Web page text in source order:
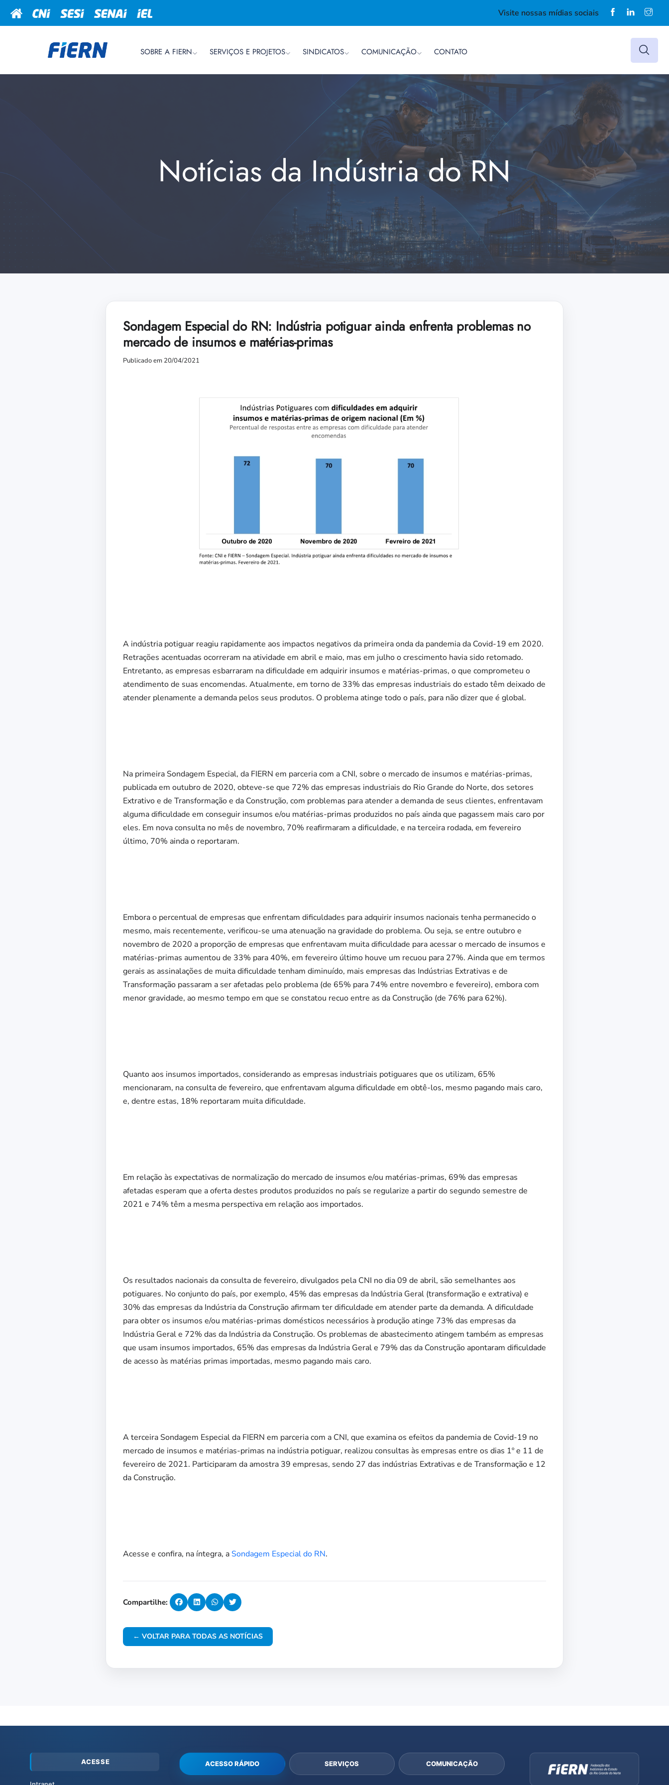
Visite nossas mídias sociais
SOBRE A FIERN SERVIÇOS E PROJETOS SINDICATOS COMUNICAÇÃO CONTATO
Notícias da Indústria do RN
Sondagem Especial do RN: Indústria potiguar ainda enfrenta problemas no
mercado de insumos e matérias-primas
Publicado em 20/04/2021
A indústria potiguar reagiu rapidamente aos impactos negativos da primeira onda da pandemia da Covid-19 em 2020.
Retrações acentuadas ocorreram na atividade em abril e maio, mas em julho o crescimento havia sido retomado.
Entretanto, as empresas esbarraram na dificuldade em adquirir insumos e matérias-primas, o que comprometeu o
atendimento de suas encomendas. Atualmente, em torno de 33% das empresas industriais do estado têm deixado de
atender plenamente a demanda pelos seus produtos. O problema atinge todo o país, para não dizer que é global.
Na primeira Sondagem Especial, da FIERN em parceria com a CNI, sobre o mercado de insumos e matérias-primas,
publicada em outubro de 2020, obteve-se que 72% das empresas industriais do Rio Grande do Norte, dos setores
Extrativo e de Transformação e da Construção, com problemas para atender a demanda de seus clientes, enfrentavam
alguma dificuldade em conseguir insumos e/ou matérias-primas produzidos no país ainda que pagassem mais caro por
eles. Em nova consulta no mês de novembro, 70% reafirmaram a dificuldade, e na terceira rodada, em fevereiro
último, 70% ainda o reportaram.
Embora o percentual de empresas que enfrentam dificuldades para adquirir insumos nacionais tenha permanecido o
mesmo, mais recentemente, verificou-se uma atenuação na gravidade do problema. Ou seja, se entre outubro e
novembro de 2020 a proporção de empresas que enfrentavam muita dificuldade para acessar o mercado de insumos e
matérias-primas aumentou de 33% para 40%, em fevereiro último houve um recuou para 27%. Ainda que em termos
gerais as assinalações de muita dificuldade tenham diminuído, mais empresas das Indústrias Extrativas e de
Transformação passaram a ser afetadas pelo problema (de 65% para 74% entre novembro e fevereiro), embora com
menor gravidade, ao mesmo tempo em que se constatou recuo entre as da Construção (de 76% para 62%).
Quanto aos insumos importados, considerando as empresas industriais potiguares que os utilizam, 65%
mencionaram, na consulta de fevereiro, que enfrentavam alguma dificuldade em obtê-los, mesmo pagando mais caro,
e, dentre estas, 18% reportaram muita dificuldade.
Em relação às expectativas de normalização do mercado de insumos e/ou matérias-primas, 69% das empresas
afetadas esperam que a oferta destes produtos produzidos no país se regularize a partir do segundo semestre de
2021 e 74% têm a mesma perspectiva em relação aos importados.
Os resultados nacionais da consulta de fevereiro, divulgados pela CNI no dia 09 de abril, são semelhantes aos
potiguares. No conjunto do país, por exemplo, 45% das empresas da Indústria Geral (transformação e extrativa) e
30% das empresas da Indústria da Construção afirmam ter dificuldade em atender parte da demanda. A dificuldade
para obter os insumos e/ou matérias-primas domésticos necessários à produção atinge 73% das empresas da
Indústria Geral e 72% das da Indústria da Construção. Os problemas de abastecimento atingem também as empresas
que usam insumos importados, 65% das empresas da Indústria Geral e 79% das da Construção apontaram dificuldade
de acesso às matérias primas importadas, mesmo pagando mais caro.
A terceira Sondagem Especial da FIERN em parceria com a CNI, que examina os efeitos da pandemia de Covid-19 no
mercado de insumos e matérias-primas na indústria potiguar, realizou consultas às empresas entre os dias 1º e 11 de
fevereiro de 2021. Participaram da amostra 39 empresas, sendo 27 das indústrias Extrativas e de Transformação e 12
da Construção.
Acesse e confira, na íntegra, a Sondagem Especial do RN.
Compartilhe:
← VOLTAR PARA TODAS AS NOTÍCIAS
ACESSE ACESSO RÁPIDO SERVIÇOS COMUNICAÇÃO